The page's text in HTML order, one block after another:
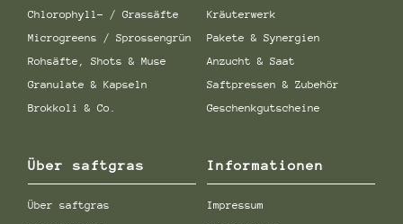
Chlorophyll- / Grassäfte
Microgreens / Sprossengrün
Rohsäfte, Shots & Muse
Granulate & Kapseln
Brokkoli & Co.
Kräuterwerk
Pakete & Synergien
Anzucht & Saat
Saftpressen & Zubehör
Geschenkgutscheine
Über saftgras
Über saftgras
Informationen
Impressum